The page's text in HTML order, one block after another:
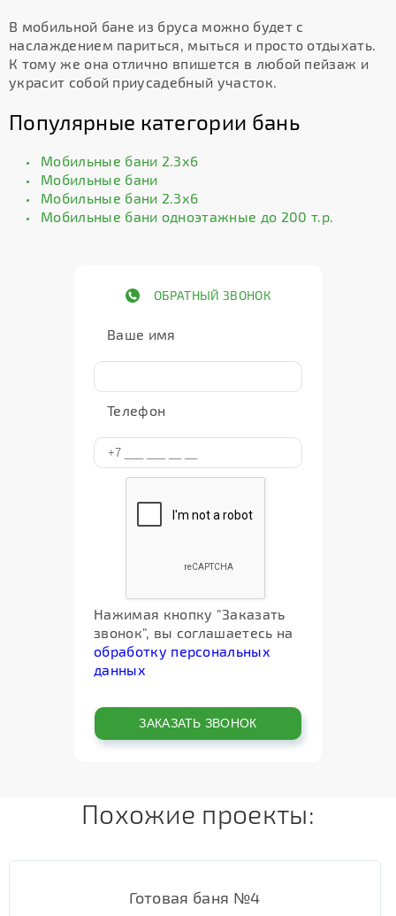
В мобильной бане из бруса можно будет с
наслаждением париться, мыться и просто отдыхать.
К тому же она отлично впишется в любой пейзаж и
украсит собой приусадебный участок.
Популярные категории бань
Мобильные бани 2.3х6
Мобильные бани
Мобильные бани 2.3х6
Мобильные бани одноэтажные до 200 т.р.
ОБРАТНЫЙ ЗВОНОК
Ваше имя
Телефон
Нажимая кнопку "Заказать
звонок", вы соглашаетесь на
обработку персональных
данных
Похожие проекты:
Готовая баня №4